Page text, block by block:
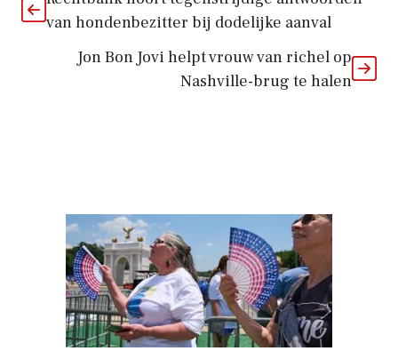
van hondenbezitter bij dodelijke aanval
Jon Bon Jovi helpt vrouw van richel op
Nashville-brug te halen